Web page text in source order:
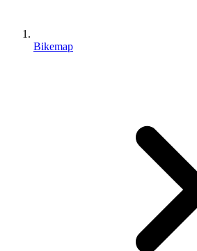
Bikemap